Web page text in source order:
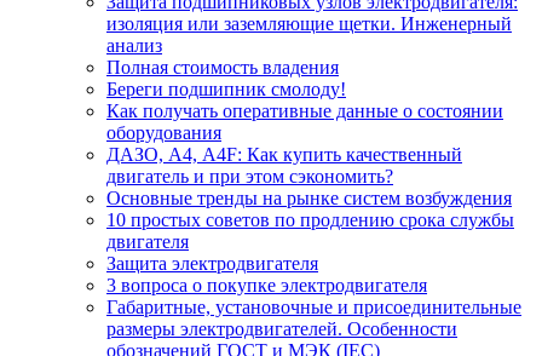
изоляция или заземляющие щетки. Инженерный
анализ
Полная стоимость владения
Береги подшипник смолоду!
Как получать оперативные данные о состоянии
оборудования
ДАЗО, А4, А4F: Как купить качественный
двигатель и при этом сэкономить?
Основные тренды на рынке систем возбуждения
10 простых советов по продлению срока службы
двигателя
Защита электродвигателя
3 вопроса о покупке электродвигателя
Габаритные, установочные и присоединительные
размеры электродвигателей. Особенности
обозначений ГОСТ и МЭК (IEC)